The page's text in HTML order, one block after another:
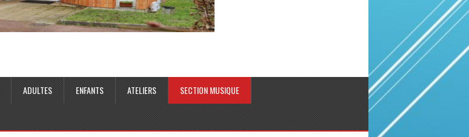
ADULTES ENFANTS ATELIERS SECTION MUSIQUE